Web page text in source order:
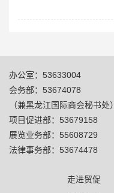
办公室：53633004
会务部：53674078
（兼黑龙江国际商会秘书处）
项目促进部：53679158
展览业务部：55608729
法律事务部：53674478
走进贸促